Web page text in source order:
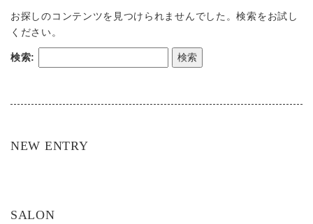
お探しのコンテンツを見つけられませんでした。検索をお試し
ください。
検索:
NEW ENTRY
SALON